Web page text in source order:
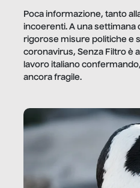
Poca informazione, tanto
incoerenti. A una settimana
rigorose misure politiche e
coronavirus, Senza Filtro è
lavoro italiano
ancora fragile.